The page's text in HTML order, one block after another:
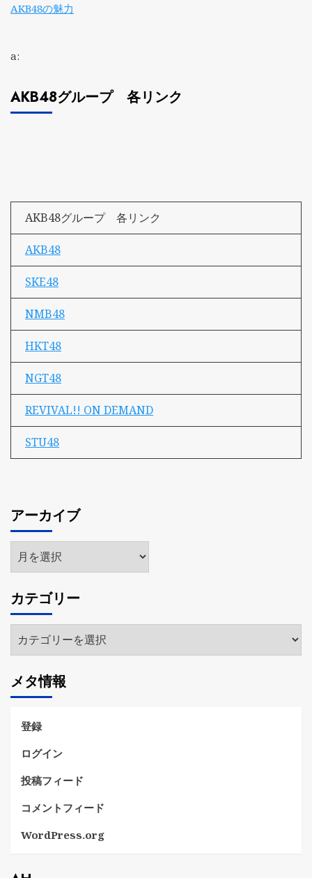
AKB48の魅力
a:
AKB48グループ 各リンク
AKB48グループ 各リンク
AKB48
SKE48
NMB48
HKT48
NGT48
REVIVAL!! ON DEMAND
STU48
アーカイブ
ア
ー
イ
ブ
カテゴリー
テ
リ
ー
メタ情報
登録
ログイン
投稿フィード
コメントフィード
WordPress.org